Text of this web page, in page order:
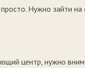
Нужно зайти
центр, нужно